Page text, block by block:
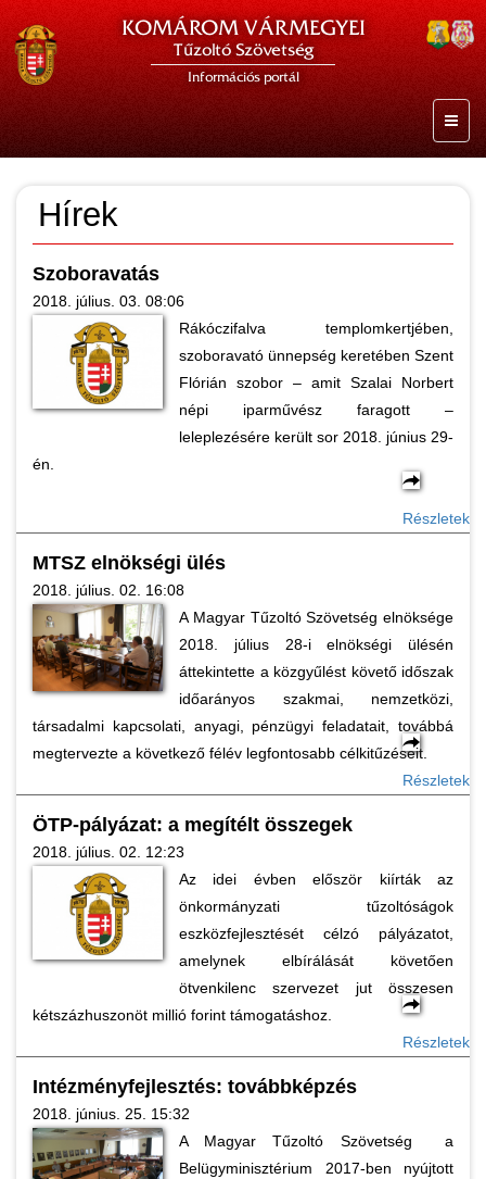
KOMÁROM VÁRMEGYEI
Tűzoltó Szövetség
Információs portál
Hírek
Szoboravatás
2018. július. 03. 08:06
Rákóczifalva templomkertjében,
szoboravató ünnepség keretében Szent
Flórián szobor – amit Szalai Norbert
népi iparművész faragott –
leleplezésére került sor 2018. június 29-
én.
Részletek
MTSZ elnökségi ülés
2018. július. 02. 16:08
A Magyar Tűzoltó Szövetség elnöksége
2018. július 28-i elnökségi ülésén
áttekintette a közgyűlést követő időszak
időarányos szakmai, nemzetközi,
társadalmi kapcsolati, anyagi, pénzügyi feladatait, továbbá
megtervezte a következő félév legfontosabb célkitűzéseit.
Részletek
ÖTP-pályázat: a megítélt összegek
2018. július. 02. 12:23
Az idei évben először kiírták az
önkormányzati tűzoltóságok
eszközfejlesztését célzó pályázatot,
amelynek elbírálását követően
ötvenkilenc szervezet jut összesen
kétszázhuszonöt millió forint támogatáshoz.
Részletek
Intézményfejlesztés: továbbképzés
2018. június. 25. 15:32
A Magyar Tűzoltó Szövetség a
Belügyminisztérium 2017-ben nyújtott